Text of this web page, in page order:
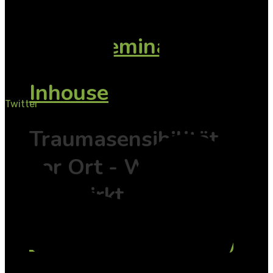
Onlineseminare
Inhouse
Traumasensibilität
vor Ort - Wissen
das wirkt
Mitarbeiterschulung
Twitter